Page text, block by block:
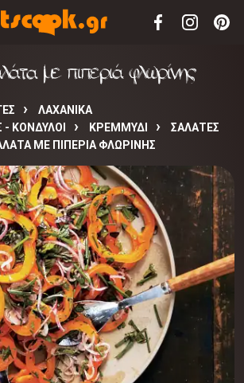
με πιπεριά φλωρίνης
ΛΑΧΑΝΙΚΑ
- ΚΟΝΔΥΛΟΙ
ΚΡΕΜΜΥΔΙ
ΣΑΛΑΤΕΣ
ΜΕ ΠΙΠΕΡΙΆ ΦΛΩΡΊΝΗΣ